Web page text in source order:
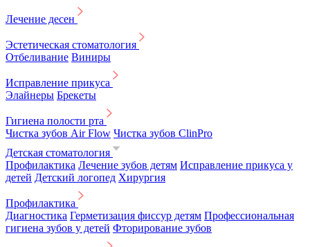
Лечение десен
Эстетическая стоматология
Отбеливание Виниры
Исправление прикуса
Элайнеры Брекеты
Гигиена полости рта
Чистка зубов Air Flow Чистка зубов ClinPro
Детская стоматология
Профилактика Лечение зубов детям Исправление прикуса у
детей Детский логопед Хирургия
Профилактика
Диагностика Герметизация фиссур детям Профессиональная
гигиена зубов у детей Фторирование зубов